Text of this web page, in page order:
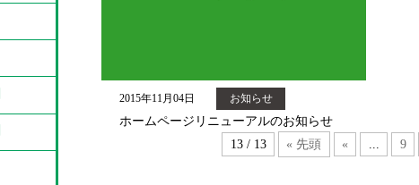
2015年11月04日 お知らせ
ホームページリニューアルのお知らせ
13 / 13
« 先頭 « 9